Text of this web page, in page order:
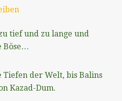
tief und zu lange und
Böse…
der Welt, bis Balins
Kazad-Dum.